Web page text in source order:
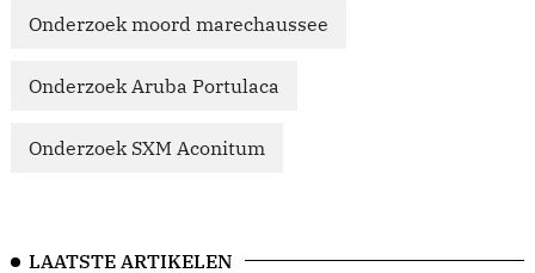
Onderzoek moord marechaussee
Onderzoek Aruba Portulaca
Onderzoek SXM Aconitum
LAATSTE ARTIKELEN